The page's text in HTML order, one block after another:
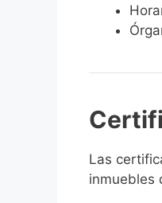
Las
inmuebles